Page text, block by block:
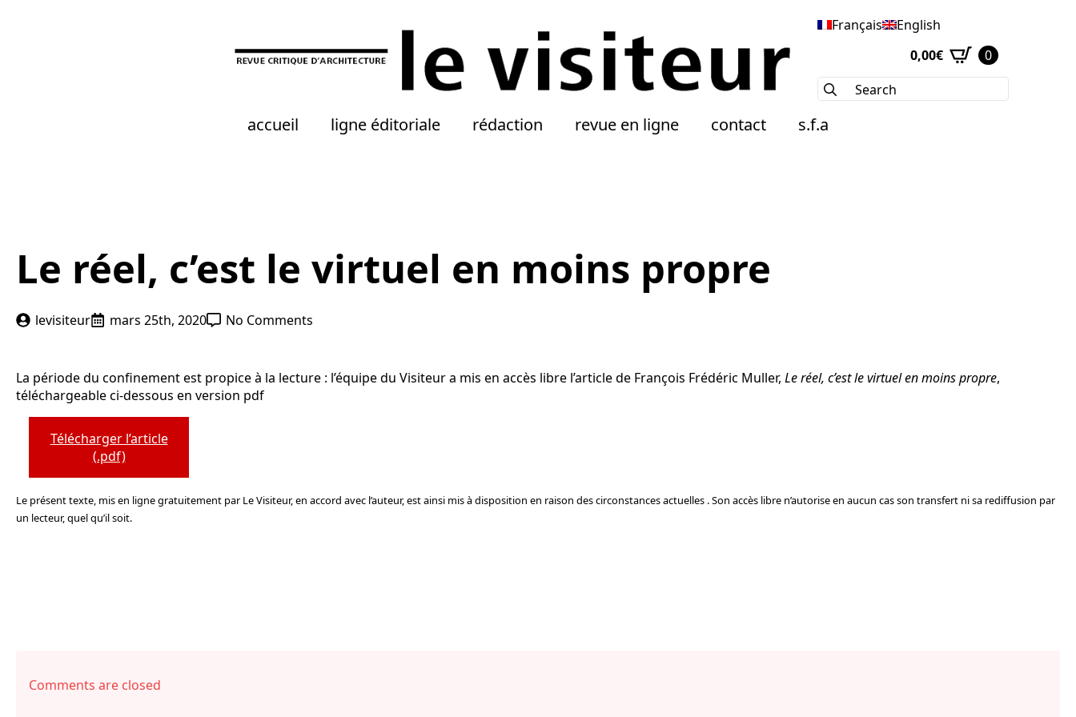
Français
English
0,00€
0
Search
for:
accueil ligne éditoriale rédaction revue en ligne contact s.f.a
Le réel, c’est le virtuel en moins propre
levisiteur mars 25th, 2020 No Comments
La période du confinement est propice à la lecture : l’équipe du Visiteur a mis en accès libre l’article de François Frédéric Muller, Le réel, c’est le virtuel en moins propre,
téléchargeable ci-dessous en version pdf
Télécharger l’article
(.pdf)
Le présent texte, mis en ligne gratuitement par Le Visiteur, en accord avec l’auteur, est ainsi mis à disposition en raison des circonstances actuelles . Son accès libre n’autorise en aucun cas son transfert ni sa rediffusion par
un lecteur, quel qu’il soit.
Comments are closed